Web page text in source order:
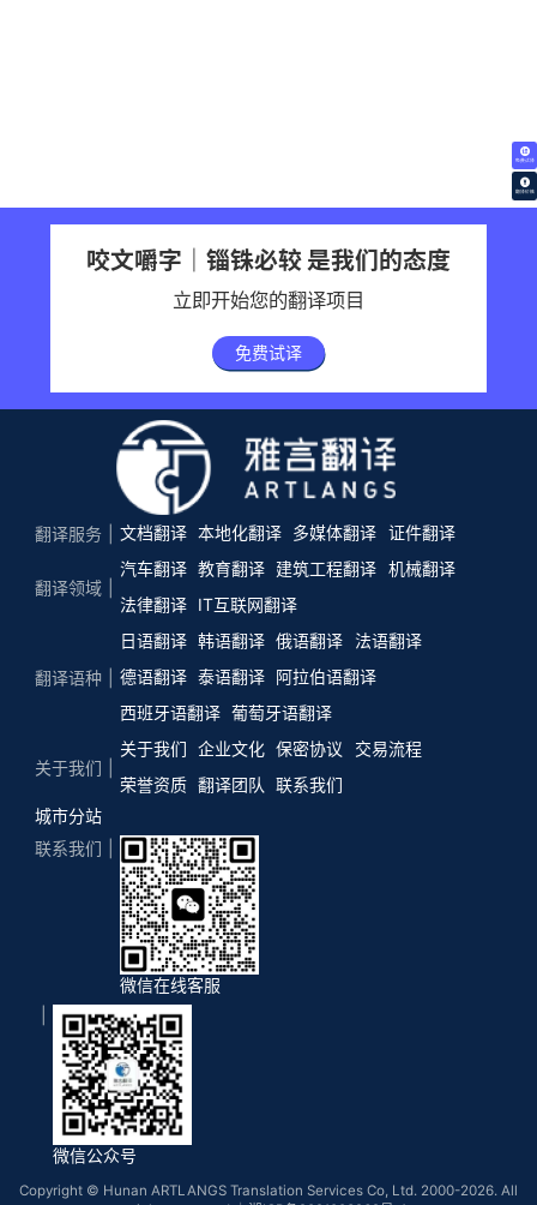
免费试译
翻译价格
咬文嚼字｜锱铢必较 是我们的态度
立即开始您的翻译项目
免费试译
翻译服务 文档翻译 本地化翻译 多媒体翻译 证件翻译
翻译领域
汽车翻译 教育翻译 建筑工程翻译 机械翻译
法律翻译
IT互联网翻译
翻译语种
日语翻译 韩语翻译 俄语翻译
法语翻译
德语翻译 泰语翻译 阿拉伯语翻译
西班牙语翻译 葡萄牙语翻译
关于我们
关于我们 企业文化 保密协议
交易流程
荣誉资质 翻译团队
联系我们
城市分站
联系我们
微信在线客服
微信公众号
Copyright © Hunan ARTLANGS Translation Services Co, Ltd. 2000-2026. All